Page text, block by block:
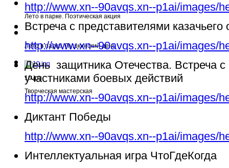
Лето в парке. Поэтическая акция
Лето в парке. Пушкинский день
10.jpg
Творческая мастерская
http://www.xn--90avqs.xn--p1ai/images/
Встреча с представителями
http://www.xn--90avqs.xn--p1ai/images/
День защитника Отечества. Встреча
участниками боевых действий
http://www.xn--90avqs.xn--p1ai/images/
Диктант Победы
http://www.xn--90avqs.xn--p1ai/images/
Интеллектуальная игра ЧтоГдеКогда